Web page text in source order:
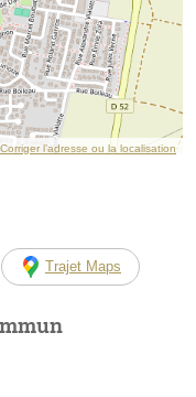
Corriger l’adresse ou la localisation
Trajet Maps